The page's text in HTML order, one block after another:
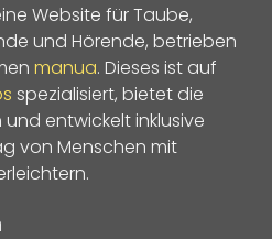
Website für Taube,
und Hörende, betrieben
manua. Dieses ist auf
spezialisiert, bietet die
und entwickelt inklusive
von Menschen mit